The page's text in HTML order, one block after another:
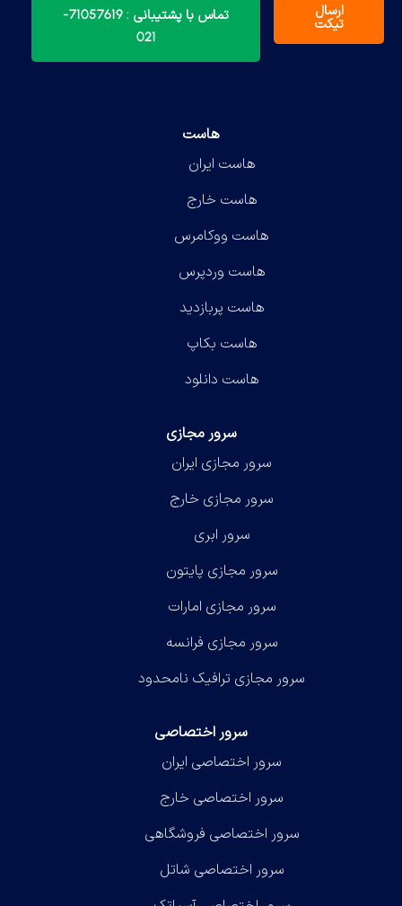
ارسال
تیکت
تماس با پشتیبانی : 71057619-
021
هاست
هاست ایران
هاست خارج
هاست ووکامرس
هاست وردپرس
هاست پربازدید
هاست بکاپ
هاست دانلود
سرور مجازی
سرور مجازی ایران
سرور مجازی خارج
سرور ابری
سرور مجازی پایتون
سرور مجازی امارات
سرور مجازی فرانسه
سرور مجازی ترافیک نامحدود
سرور اختصاصی
سرور اختصاصی ایران
سرور اختصاصی خارج
سرور اختصاصی فروشگاهی
سرور اختصاصی شاتل